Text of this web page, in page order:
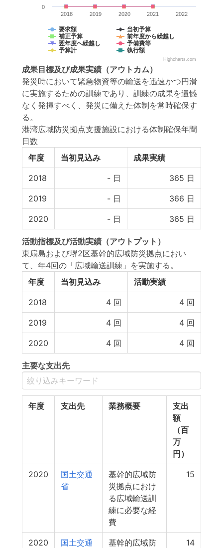
要求額
当初予算
補正予算
前年度から繰越し
翌年度へ繰越し
予備費等
予算計
執行額
2018 2019 2020 2021 2022
0
Highcharts.com
成果目標及び成果実績 （アウトカム）
発災時において緊急物資等の輸送を迅速かつ円滑
に実施するための訓練であり、訓練の成果を遺憾
なく発揮すべく、発災に備えた体制を常時確保す
る。
港湾広域防災拠点支援施設における体制確保年間
日数
年度
当初見込み 成果実績
2018 - 日 365 日
2019 - 日 366 日
2020 - 日 365 日
活動指標及び活動実績 （アウトプット）
東扇島および堺2区基幹的広域防災拠点におい
て、年4回の「広域輸送訓練」を実施する。
年度
当初見込み 活動実績
2018 4 回 4 回
2019 4 回 4 回
2020 4 回 4 回
主要な支出先
年度 支出先 業務概要
支出
額
（百
万
円）
2020
国土交通
省
基幹的広域防
災拠点におけ
る広域輸送訓
練に必要な経
費
15
2020
国土交通
基幹的広域防
14